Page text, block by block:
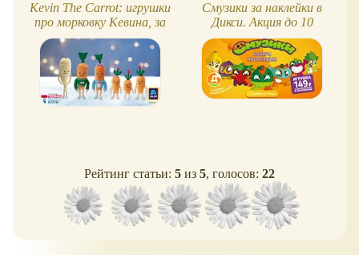
Kevin The Carrot: игрушки
про морковку Кевина, за
которые надо бороться!
Смузики за наклейки в
Дикси. Акция до 10
марта 2024
Рейтинг статьи: 5 из 5, голосов: 22